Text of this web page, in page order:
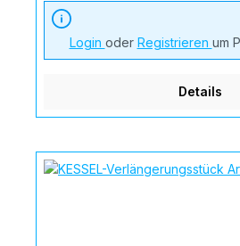
Login oder Registrieren um
Details